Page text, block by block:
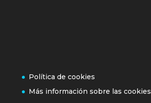
Política de cookies
Más información sobre las cookies